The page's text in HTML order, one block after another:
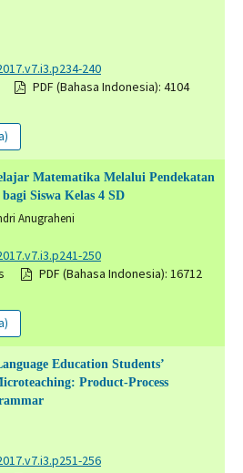
240
PDF (Bahasa Indonesia): 4104
Matematika Melalui Pendekatan
Siswa Kelas 4 SD
Anugraheni
250
PDF (Bahasa Indonesia): 16712
Education Students’
Product-Process
256